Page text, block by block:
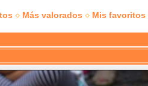
Más valorados Mis favoritos